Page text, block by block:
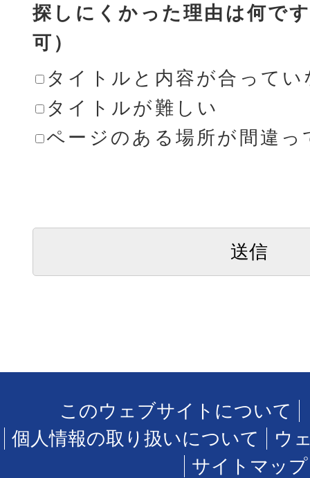
探しにくかった理由は何で
可）
タイトルと内容が合ってい
タイトルが難しい
ページのある場所が間違っ
このウェブサイトについて
個人情報の取り扱いについて
ウ
サイトマップ